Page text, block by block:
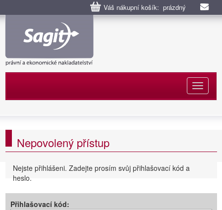
Váš nákupní košík: prázdný
Nepovolený přístup
Nejste přihlášeni. Zadejte prosím svůj přihlašovací kód a
heslo.
Přihlašovací kód: